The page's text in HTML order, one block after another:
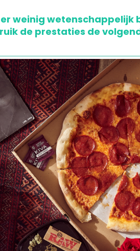
weinig wetenschappelijk
de prestaties de